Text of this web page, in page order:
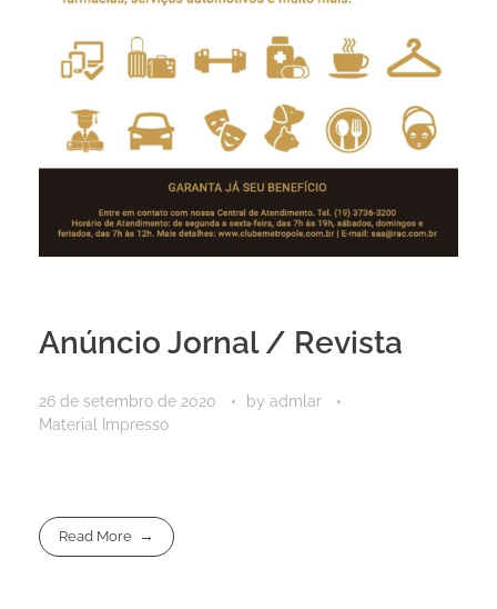
Anúncio Jornal / Revista
26 de setembro de 2020 by admlar
Material Impresso
Read More